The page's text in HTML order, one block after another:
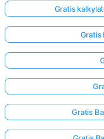
Inga
Ställ
din
första
fråga
Gratis
Gratis
Gratis